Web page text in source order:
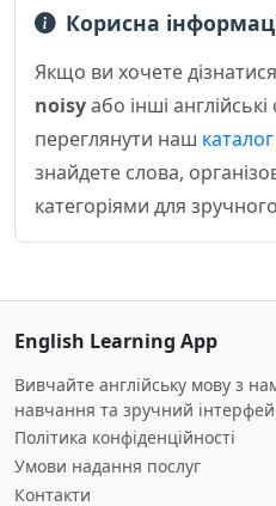
Корисна
Якщо ви хочете
noisyабо інші
переглянути наш
знайдете слова,
категоріями для
English Learning App
Вивчайте англійську мову з
навчання та зручний
Політика конфіденційності
Умови надання послуг
Контакти